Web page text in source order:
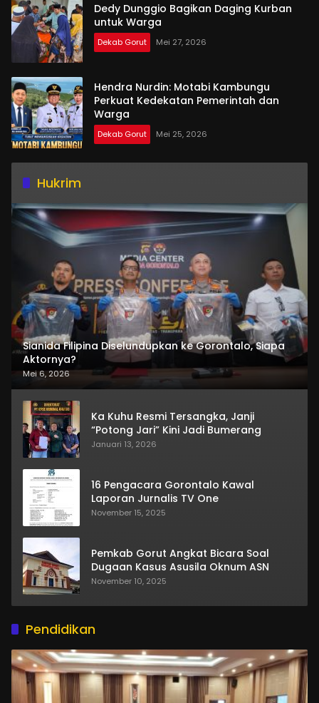
Dedy Dunggio Bagikan Daging Kurban
untuk Warga
Dekab Gorut Mei 27, 2026
Hendra Nurdin: Motabi Kambungu
Perkuat Kedekatan Pemerintah dan
Warga
Dekab Gorut Mei 25, 2026
Hukrim
Sianida Filipina Diselundupkan ke Gorontalo, Siapa
Aktornya?
Mei 6, 2026
Ka Kuhu Resmi Tersangka, Janji
“Potong Jari” Kini Jadi Bumerang
Januari 13, 2026
16 Pengacara Gorontalo Kawal
Laporan Jurnalis TV One
November 15, 2025
Pemkab Gorut Angkat Bicara Soal
Dugaan Kasus Asusila Oknum ASN
November 10, 2025
Pendidikan